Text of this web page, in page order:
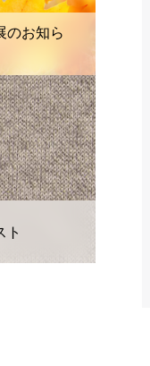
のお知ら
ト